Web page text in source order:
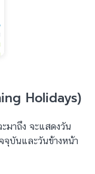
Holidays)
มาถึง จะแสดงวัน
บันและวันข้างหน้า